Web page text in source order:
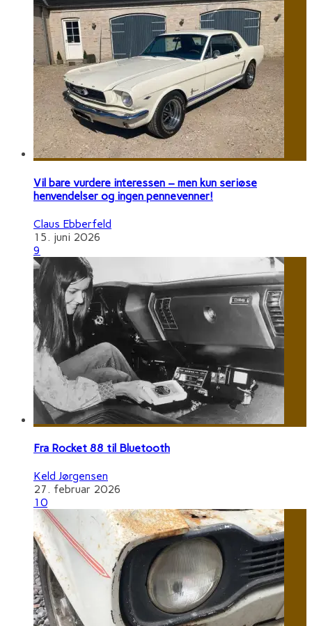
Vil bare vurdere interessen – men kun seriøse
henvendelser og ingen pennevenner!
Claus Ebberfeld
15. juni 2026
9
Fra Rocket 88 til Bluetooth
Keld Jørgensen
27. februar 2026
10